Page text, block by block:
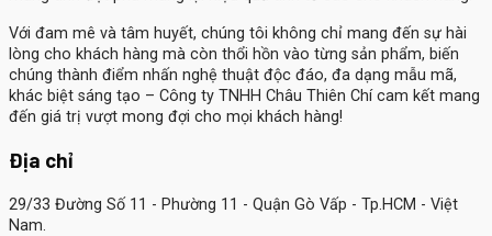
Với đam mê và tâm huyết, chúng tôi không chỉ mang đến sự hài
lòng cho khách hàng mà còn thổi hồn vào từng sản phẩm, biến
chúng thành điểm nhấn nghệ thuật độc đáo, đa dạng mẫu mã,
khác biệt sáng tạo – Công ty TNHH Châu Thiên Chí cam kết mang
đến giá trị vượt mong đợi cho mọi khách hàng!
Địa chỉ
29/33 Đường Số 11 - Phường 11 - Quận Gò Vấp - Tp.HCM - Việt
Nam.